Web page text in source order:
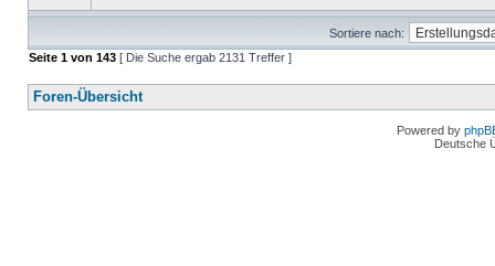
Sortiere nach:
Seite 1 von 143 [ Die Suche ergab 2131 Treffer ]
Foren-Übersicht
Powered by
Deutsche